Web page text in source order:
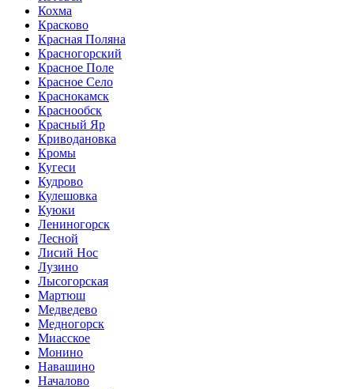
Кохма
Красково
Красная Поляна
Красногорский
Красное Поле
Красное Село
Краснокамск
Краснообск
Красный Яр
Криводановка
Кромы
Кугеси
Кудрово
Кулешовка
Куюки
Лениногорск
Лесной
Лисий Нос
Лузино
Лысогорская
Мартюш
Медведево
Медногорск
Миасское
Монино
Навашино
Началово